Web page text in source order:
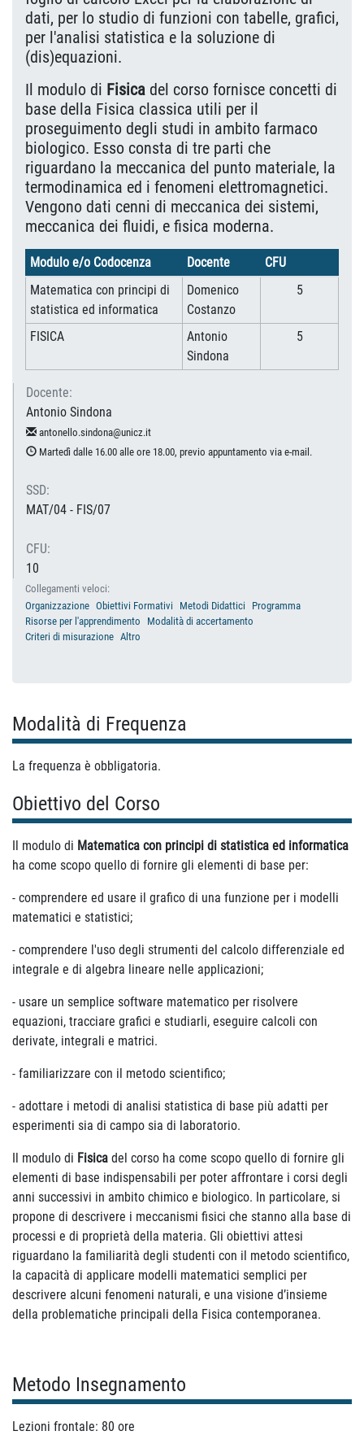
dati, per lo studio di funzioni con tabelle, grafici,
per l'analisi statistica e la soluzione di
(dis)equazioni.
Il modulo di Fisica del corso fornisce concetti di
base della Fisica classica utili per il
proseguimento degli studi in ambito farmaco
biologico. Esso consta di tre parti che
riguardano la meccanica del punto materiale, la
termodinamica ed i fenomeni elettromagnetici.
Vengono dati cenni di meccanica dei sistemi,
meccanica dei fluidi, e fisica moderna.
Modulo e/o Codocenza Docente
CFU
Matematica con principi di
statistica ed informatica
Domenico
Costanzo
5
FISICA
Antonio
Sindona
5
Docente:
Antonio Sindona
antonello.sindona@unicz.it
Martedì dalle 16.00 alle ore 18.00, previo appuntamento via e-mail.
SSD:
MAT/04 - FIS/07
CFU:
10
Collegamenti veloci:
Organizzazione Obiettivi Formativi Metodi Didattici
Programma
Risorse per l'apprendimento
Modalità di accertamento
Criteri di misurazione Altro
Modalità di Frequenza
La frequenza è obbligatoria.
Obiettivo del Corso
Il modulo di Matematica con principi di statistica ed informatica
ha come scopo quello di fornire gli elementi di base per:
- comprendere ed usare il grafico di una funzione per i modelli
matematici e statistici;
- comprendere l'uso degli strumenti del calcolo differenziale ed
integrale e di algebra lineare nelle applicazioni;
- usare un semplice software matematico per risolvere
equazioni, tracciare grafici e studiarli, eseguire calcoli con
derivate, integrali e matrici.
- familiarizzare con il metodo scientifico;
- adottare i metodi di analisi statistica di base più adatti per
esperimenti sia di campo sia di laboratorio.
Il modulo di Fisica del corso ha come scopo quello di fornire gli
elementi di base indispensabili per poter affrontare i corsi degli
anni successivi in ambito chimico e biologico. In particolare, si
propone di descrivere i meccanismi fisici che stanno alla base di
processi e di proprietà della materia. Gli obiettivi attesi
riguardano la familiarità degli studenti con il metodo scientifico,
la capacità di applicare modelli matematici semplici per
descrivere alcuni fenomeni naturali, e una visione d’insieme
della problematiche principali della Fisica contemporanea.
Metodo Insegnamento
Lezioni frontale: 80 ore